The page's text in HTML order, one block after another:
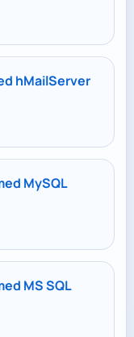
hMailServer
MySQL
MS SQL